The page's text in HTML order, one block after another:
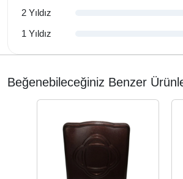
2 Yıldız
1 Yıldız
Beğenebileceğiniz Benzer